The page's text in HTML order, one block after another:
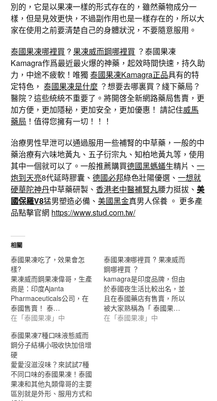
別的，它是以果凍一樣的形式存在的，雖然藥物成分一
樣，但是見效更快，不過副作用也是一樣存在的，所以大
家在使用之前要清楚自己的身體狀況，不要隨意服用。
泰國果凍哪裡買 ? 果凍威而鋼哪裡買 ？泰國果凍
Kamagra作爲最近最火爆的神藥，起效時間快速，持久助
力，中途不疲軟！唯獨泰國果凍Kamagra正品具有的特
定特色，泰國果凍是什麼 ？想要去哪裏買？綫下藥局？
醫院？這些統統不重要了。將開啓全新網路藥局售賣，更
加方便，更加隱秘，更加安全，更加優惠！ 請記住威馬
藥局 ！值得您擁有一切！！！
治療男性早泄可以通過服用一些補腎的中草藥，一般的中
藥治療有六味地黃丸、五子衍宗丸、知柏地黃丸等，使用
其中一個就可以了。一般推薦購買德國黑螞蟻生精片、一
炮到天亮8代延時膠囊、德國必邦綠色壯陽優選、一想就
硬華陀神丹中草藥研製、香港老中醫補腎丸腰力挺拔、美
國保羅V8猛男塑造必備、美國黑金真男人保養 。 更多產
品點擊官網 https://www.stud.com.tw/
相關
泰國果凍吃了，效果會怎
樣?
果凍威而鋼果凍偉哥，生產
商是：印度Ajanta
Pharmaceuticals公司，在
泰國售賣！ 泰…
在「泰國果凍」中
泰國果凍哪裡買 ? 果凍威而
鋼哪裡買 ？
kamagra是印度品牌，但由
於泰國夜生活比較出名，並
且在泰國藥店有售賣，所以
被大家熟稱為「 泰國果…
在「泰國果凍」中
泰國果凍7種口味液態威而
鋼分子結構小吸收快加倍增
硬
愛愛沒滋沒味？來試試7種
不同口味的泰國果凍！泰國
果凍和其他丸類偉哥的主要
區別就是外形、服用方式和